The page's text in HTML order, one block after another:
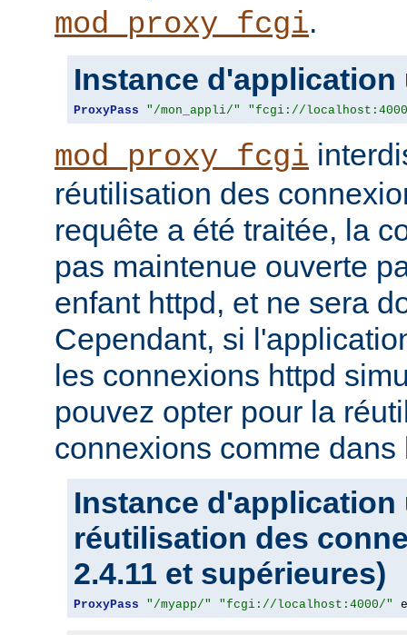
mod_proxy_fcgi.
Instance d'application
ProxyPass "/mon_appli/" "fcgi://
mod_proxy_fcgi
réutilisation des
requête a été traitée, la
pas maintenue ouverte
enfant httpd, et ne sera
Cependant, si
les connexions httpd
pouvez opter pour la
connexions comme
Instance d'application
réutilisation des
2.4.11 et supérieures)
ProxyPass "/myapp/" "fcgi://localhost:4000/"